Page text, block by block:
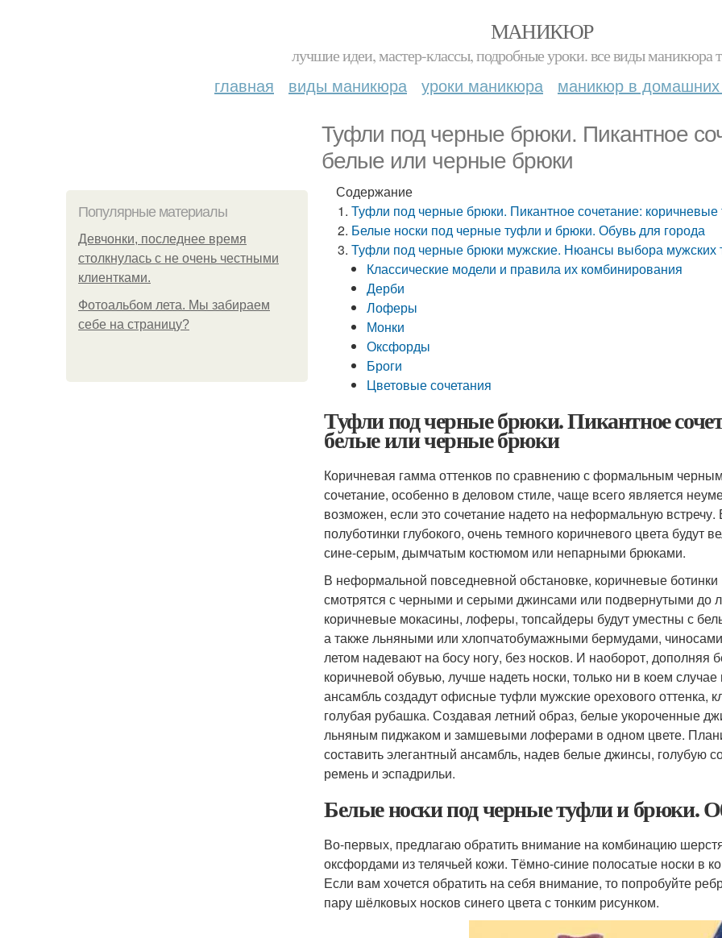
МАНИКЮР
лучшие идеи, мастер-классы, подробные уроки. все виды маникюра
главная виды маникюра уроки маникюра маникюр в домашних
Туфли под черные брюки. Пикантное
белые или черные брюки
Популярные материалы
Девчонки, последнее время
столкнулась с не очень честными
клиентками.
Фотоальбом лета. Мы забираем
себе на страницу?
Содержание
Туфли под черные брюки. Пикантное сочетание:
Белые носки под черные туфли и брюки. Обувь для города
Туфли под черные брюки мужские. Нюансы выбора мужских
Классические модели и правила их комбинирования
Дерби
Лоферы
Монки
Оксфорды
Броги
Цветовые сочетания
Туфли под черные брюки. Пикантное
белые или черные брюки
Коричневая гамма оттенков по сравнению с формальным
сочетание, особенно в деловом стиле, чаще всего является
возможен, если это сочетание надето на неформальную
полуботинки глубокого, очень темного коричневого цвета
сине-серым, дымчатым костюмом или непарными брюками.
В неформальной повседневной обстановке, коричневые
смотрятся с черными и серыми джинсами или подвернутыми до
коричневые мокасины, лоферы, топсайдеры будут уместны с
а также льняными или хлопчатобумажными бермудами,
летом надевают на босу ногу, без носков. И наоборот,
коричневой обувью, лучше надеть носки, только ни в коем
ансамбль создадут офисные туфли мужские орехового оттенка,
голубая рубашка. Создавая летний образ, белые укороченные
льняным пиджаком и замшевыми лоферами в одном цвете.
составить элегантный ансамбль, надев белые джинсы, голубую
ремень и эспадрильи.
Белые носки под черные туфли и брюки.
Во-первых, предлагаю обратить внимание на комбинацию
оксфордами из телячьей кожи. Тёмно-синие полосатые носки в
Если вам хочется обратить на себя внимание, то попробуйте
пару шёлковых носков синего цвета с тонким рисунком.